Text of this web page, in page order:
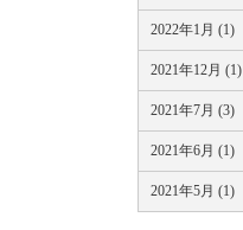
2022年1月 (1)
2021年12月 (1)
2021年7月 (3)
2021年6月 (1)
2021年5月 (1)